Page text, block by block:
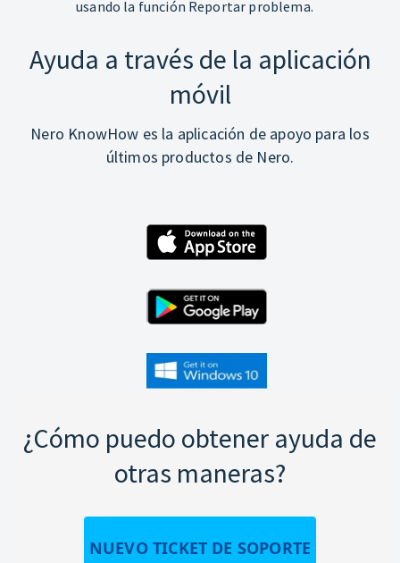
usando la función Reportar problema.
Ayuda a través de la aplicación
móvil
Nero KnowHow es la aplicación de apoyo para los
últimos productos de Nero.
¿Cómo puedo obtener ayuda de
otras maneras?
NUEVO TICKET DE SOPORTE